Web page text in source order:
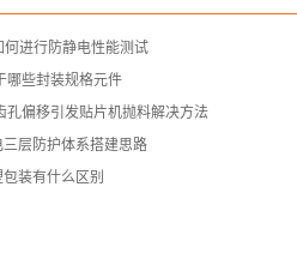
何进行防静电性能测试
哪些封装规格元件
孔偏移引发贴片机抛料解决方法
层防护体系搭建思路
装有什么区别